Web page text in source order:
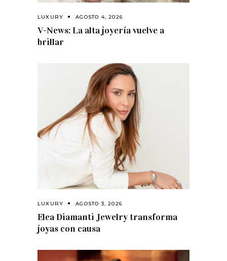
LUXURY AGOSTO 4, 2026
V-News: La alta joyería vuelve a
brillar
LUXURY AGOSTO 3, 2026
Elea Diamanti Jewelry transforma
joyas con causa